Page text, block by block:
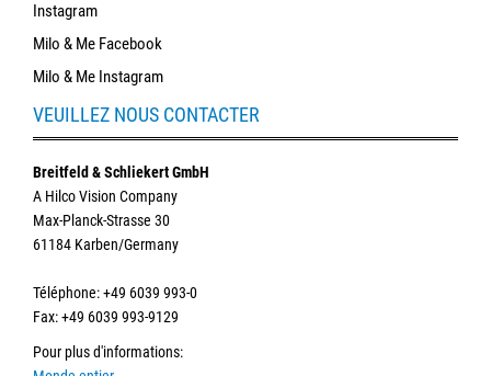
Instagram
Milo & Me Facebook
Milo & Me Instagram
VEUILLEZ NOUS CONTACTER
Breitfeld & Schliekert GmbH
A Hilco Vision Company
Max-Planck-Strasse 30
61184 Karben/Germany
Téléphone: +49 6039 993-0
Fax: +49 6039 993-9129
Pour plus d'informations: